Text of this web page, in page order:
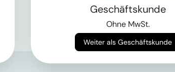
Geschäftskunde
Ohne MwSt.
Weiter als Geschäftskunde